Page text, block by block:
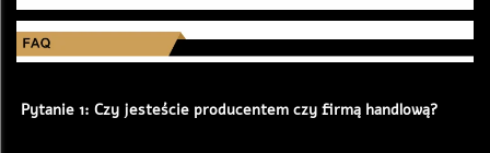
Pytanie 1: Czy jesteście producentem czy firmą handlową?